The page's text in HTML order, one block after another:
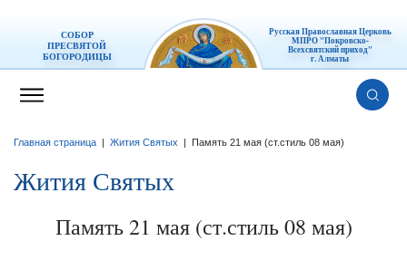
СОБОР
ПРЕСВЯТОЙ
БОГОРОДИЦЫ
Русская Православная Церковь
МПРО "Покровско-
Всехсвятский приход"
г. Алматы
Главная страница Жития Святых Память 21 мая (ст.стиль 08 мая)
Жития Святых
Память 21 мая (ст.стиль 08 мая)